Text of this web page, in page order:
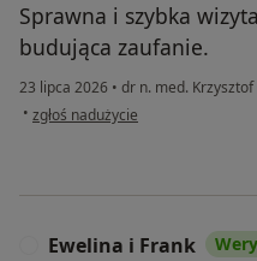
Sprawna i szybka
budująca zaufanie.
23 lipca 2026 • dr n. med. Krzysztof
• w opinii użytkownika Grażyna O
zgłoś nadużycie
Ewelina i Frank